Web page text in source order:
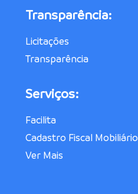
Transparência:
Licitações
Transparência
Serviços:
Facilita
Cadastro Fiscal Mobiliário
Ver Mais